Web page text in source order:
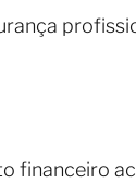
financeiro